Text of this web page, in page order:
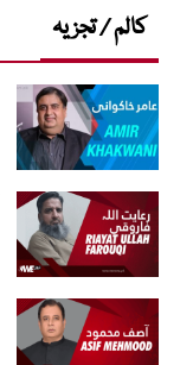
کالم / تجزیہ